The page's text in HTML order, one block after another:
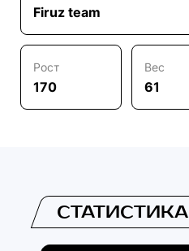
Firuz team
Рост
170
Вес
61
СТАТИСТИКА